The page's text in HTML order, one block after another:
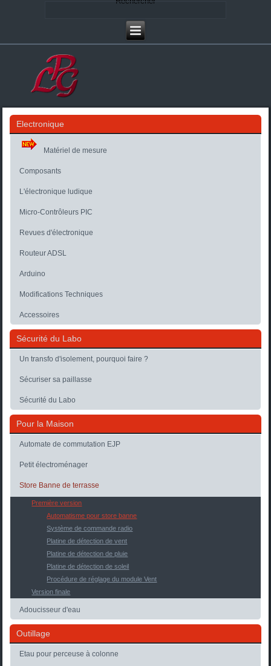
Electronique
Matériel de mesure
Composants
L'électronique ludique
Micro-Contrôleurs PIC
Revues d'électronique
Routeur ADSL
Arduino
Modifications Techniques
Accessoires
Sécurité du Labo
Un transfo d'isolement, pourquoi faire ?
Sécuriser sa paillasse
Sécurité du Labo
Pour la Maison
Automate de commutation EJP
Petit électroménager
Store Banne de terrasse
Première version
Automatisme pour store banne
Système de commande radio
Platine de détection de vent
Platine de détection de pluie
Platine de détection de soleil
Procédure de réglage du module Vent
Version finale
Adoucisseur d'eau
Outillage
Etau pour perceuse à colonne